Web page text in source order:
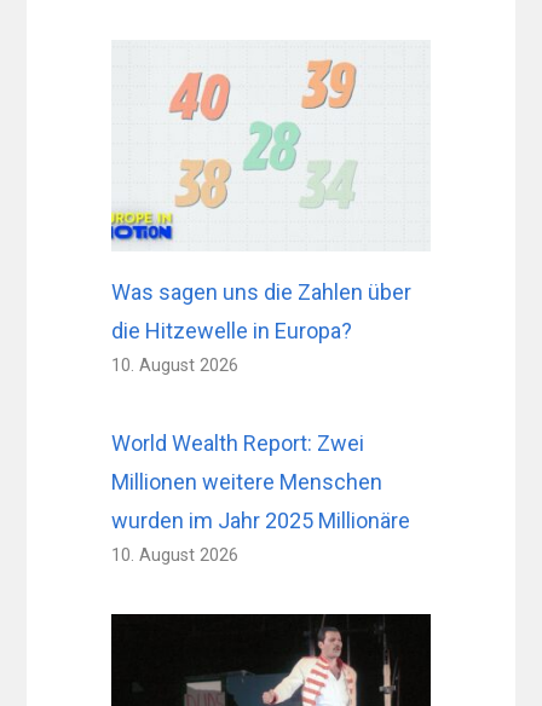
Was sagen uns die Zahlen über
die Hitzewelle in Europa?
10. August 2026
World Wealth Report: Zwei
Millionen weitere Menschen
wurden im Jahr 2025 Millionäre
10. August 2026